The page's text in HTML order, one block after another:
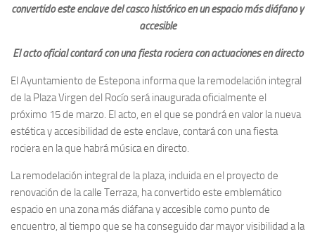
convertido este enclave del casco histórico en un espacio más diáfano y
accesible
El acto oficial contará con una fiesta rociera con actuaciones en directo
El Ayuntamiento de Estepona informa que la remodelación integral
de la Plaza Virgen del Rocío será inaugurada oficialmente el
próximo 15 de marzo. El acto, en el que se pondrá en valor la nueva
estética y accesibilidad de este enclave, contará con una fiesta
rociera en la que habrá música en directo.
La remodelación integral de la plaza, incluida en el proyecto de
renovación de la calle Terraza, ha convertido este emblemático
espacio en una zona más diáfana y accesible como punto de
encuentro, al tiempo que se ha conseguido dar mayor visibilidad a la